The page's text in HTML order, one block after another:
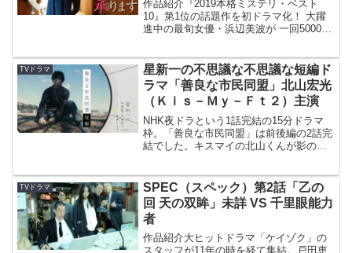
作品紹介『2019本格ミステリ・ベスト
10』第1位の話題作を初ドラマ化！ 大躍
進中の最旬女優・浜辺美波が 一回5000円
顕と難事件に挑む!! “アリバイを崩す女
×...
TVドラマ
星新一の不思議な不思議な短編ド
ラマ「善良な市民同盟」北山宏光
（Ｋｉｓ－Ｍｙ－Ｆｔ２）主演
NHK夜ドラという1話完結の15分ドラマ
枠。「善良な市民同盟」は前後編の2話完
結でした。キスマイの北山くんが影のあ
そこない王子』所収）」出演：北山宏光
（Ｋｉｓ－Ｍｙ...
TVドラマ
SPEC（スペック）第2話「乙の
回 天の双眸」未詳 VS 千里眼能力
者
作品紹介大ヒットドラマ「ケイゾク」の
スタッフが11年の時を経て集結。戸田恵